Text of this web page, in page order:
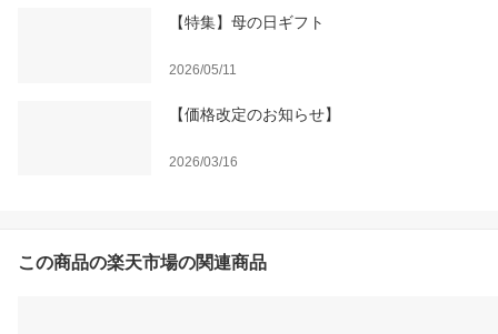
【特集】母の日ギフト
2026/05/11
【価格改定のお知らせ】
2026/03/16
この商品の楽天市場の関連商品